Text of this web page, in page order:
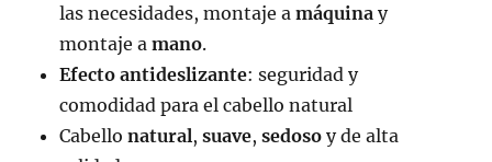
las necesidades, montaje amáquina y
montaje amano.
Efecto antideslizante: seguridad y
comodidad para el cabello natural
Cabellonatural,suave,sedoso y de alta